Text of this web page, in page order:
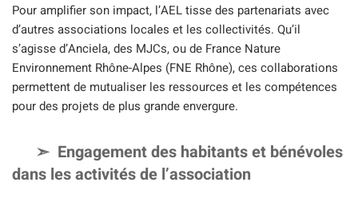
Pour amplifier son impact, l’AEL tisse des partenariats avec
d’autres associations locales et les collectivités. Qu’il
s’agisse d’Anciela, des MJCs, ou de France Nature
Environnement Rhône-Alpes (FNE Rhône), ces collaborations
permettent de mutualiser les ressources et les compétences
pour des projets de plus grande envergure.
Engagement des habitants et bénévoles
dans les activités de l’association